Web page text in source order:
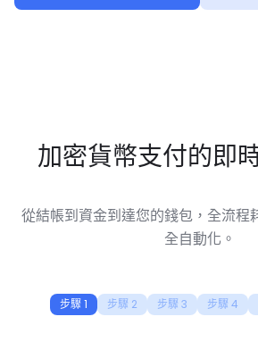
加密貨幣支付的即
從結帳到資金到達您的錢包，全流程
全自動化。
步驟 1 步驟 2 步驟 3 步驟 4